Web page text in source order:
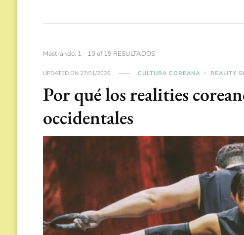
Mostrando: 1 - 10 of 19 RESULTADOS
UPDATED ON 27/01/2026 CULTURA COREANA REALITY
Por qué los realities
occidentales